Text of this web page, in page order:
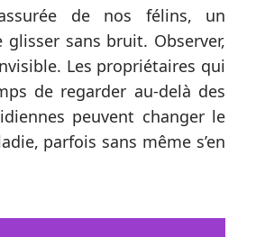
de nos félins, un
glisser sans bruit. Observer,
Les propriétaires qui
de regarder au-delà des
peuvent changer le
parfois sans même s’en